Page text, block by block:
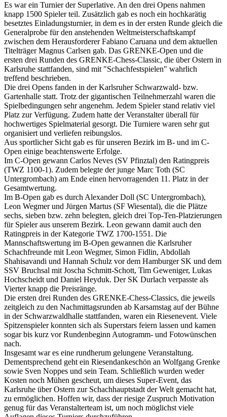
Es war ein Turnier der Superlative. An den drei Opens nahmen
knapp 1500 Spieler teil. Zusätzlich gab es noch ein hochkarätig
besetztes Einladungsturnier, in dem es in der ersten Runde gleich die
Generalprobe für den anstehenden Weltmeisterschaftskampf
zwischen dem Herausforderer Fabiano Caruana und dem aktuellen
Titelträger Magnus Carlsen gab. Das GRENKE-Open und die
ersten drei Runden des GRENKE-Chess-Classic, die über Ostern in
Karlsruhe stattfanden, sind mit "Schachfestspielen" wahrlich
treffend beschrieben.
Die drei Opens fanden in der Karlsruher Schwarzwald- bzw.
Gartenhalle statt. Trotz der gigantischen Teilnehmerzahl waren die
Spielbedingungen sehr angenehm. Jedem Spieler stand relativ viel
Platz zur Verfügung. Zudem hatte der Veranstalter überall für
hochwertiges Spielmaterial gesorgt. Die Turniere waren sehr gut
organisiert und verliefen reibungslos.
Aus sportlicher Sicht gab es für unseren Bezirk im B- und im C-
Open einige beachtenswerte Erfolge.
Im C-Open gewann Carlos Neves (SV Pfinztal) den Ratingpreis
(TWZ 1100-1). Zudem belegte der junge Marc Toth (SC
Untergrombach) am Ende einen hervorragenden 11. Platz in der
Gesamtwertung.
Im B-Open gab es durch Alexander Doll (SC Untergrombach),
Leon Wegmer und Jürgen Martus (SF Wiesental), die die Plätze
sechs, sieben bzw. zehn belegten, gleich drei Top-Ten-Platzierungen
für Spieler aus unserem Bezirk. Leon gewann damit auch den
Ratingpreis in der Kategorie TWZ 1700-1551. Die
Mannschaftswertung im B-Open gewannen die Karlsruher
Schachfreunde mit Leon Wegmer, Simon Fidlin, Abdollah
Shahisavandi und Hannah Schulz vor dem Hamburger SK und dem
SSV Bruchsal mit Joscha Schmitt-Schott, Tim Geweniger, Lukas
Hochscheidt und Daniel Heyduk. Der SK Durlach verpasste als
Vierter knapp die Preisränge.
Die ersten drei Runden des GRENKE-Chess-Classics, die jeweils
zeitgleich zu den Nachmittagsrunden ab Karsamstag auf der Bühne
in der Schwarzwaldhalle stattfanden, waren ein Riesenevent. Viele
Spitzenspieler konnten sich als Superstars feiern lassen und kamen
sogar bis kurz vor Rundenbeginn Autogramm- und Fotowünschen
nach.
Insgesamt war es eine rundherum gelungene Veranstaltung.
Dementsprechend geht ein Riesendankeschön an Wolfgang Grenke
sowie Sven Noppes und sein Team. Schließlich wurden weder
Kosten noch Mühen gescheut, um dieses Super-Event, das
Karlsruhe über Ostern zur Schachhauptstadt der Welt gemacht hat,
zu ermöglichen. Hoffen wir, dass der riesige Zuspruch Motivation
genug für das Veranstalterteam ist, um noch möglichst viele